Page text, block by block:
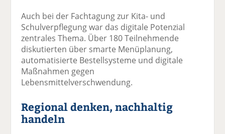
Auch bei der Fachtagung zur Kita- und
Schulverpflegung war das digitale Potenzial
zentrales Thema. Über 180 Teilnehmende
diskutierten über smarte Menüplanung,
automatisierte Bestellsysteme und digitale
Maßnahmen gegen
Lebensmittelverschwendung.
Regional denken, nachhaltig
handeln